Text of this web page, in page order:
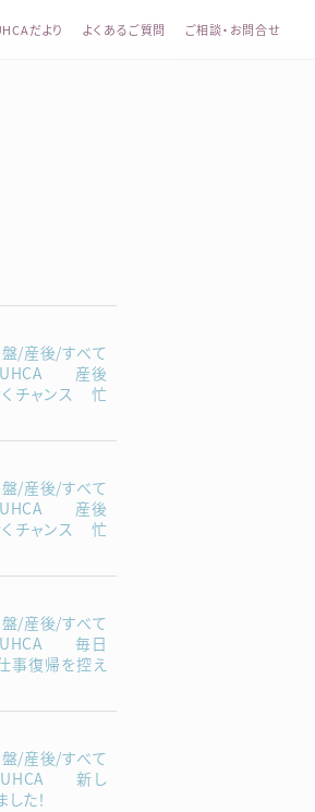
だより よくあるご質問 ご相談・お問合せ
/産後/すべて
産後
チャンス 忙
/産後/すべて
産後
チャンス 忙
/産後/すべて
毎日
事復帰を控え
/産後/すべて
新し
た！